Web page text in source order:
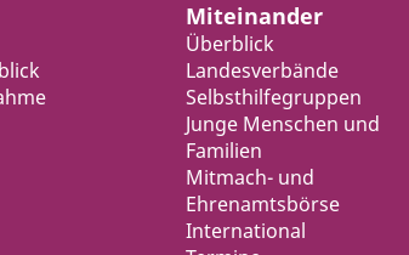
Miteinander
Überblick
Landesverbände
Selbsthilfegruppen
Junge Menschen und
Familien
Mitmach- und
Ehrenamtsbörse
International